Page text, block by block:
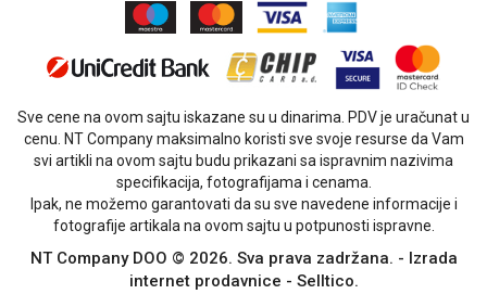
Sve cene na ovom sajtu iskazane su u dinarima. PDV je uračunat u
cenu. NT Company maksimalno koristi sve svoje resurse da Vam
svi artikli na ovom sajtu budu prikazani sa ispravnim nazivima
specifikacija, fotografijama i cenama.
Ipak, ne možemo garantovati da su sve navedene informacije i
fotografije artikala na ovom sajtu u potpunosti ispravne.
NT Company DOO © 2026. Sva prava zadržana. - Izrada
internet prodavnice - Selltico.